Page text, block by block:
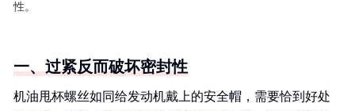
性。
一、过紧反而破坏密封性
机油甩杯螺丝如同给发动机戴上的安全帽，需要恰到好处